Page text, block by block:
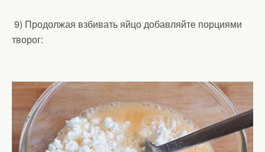
9) Продолжая взбивать яйцо добавляйте порциями
творог: